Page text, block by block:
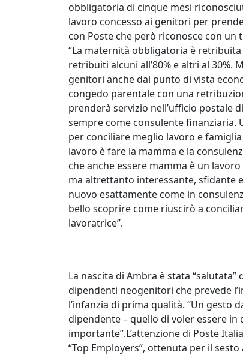
obbligatoria di cinque mesi
lavoro concesso ai genitori per
con Poste che però riconosce con
“La maternità obbligatoria è
retribuiti alcuni all’80% e altri al 30%.
genitori anche dal punto di vista
congedo parentale con una
prenderà servizio nell’ufficio postale
sempre come consulente finanziaria.
per conciliare meglio lavoro e
lavoro è fare la mamma e la
che anche essere mamma è un
ma altrettanto interessante, sfidante
nuovo esattamente come in
bello scoprire come riuscirò a
lavoratrice”.
La nascita di Ambra è stata “salutata”
dipendenti neogenitori che prevede
l’infanzia di prima qualità. “Un gesto
dipendente – quello di voler essere
importante”.L’attenzione di Poste
“Top Employers”, ottenuta per il